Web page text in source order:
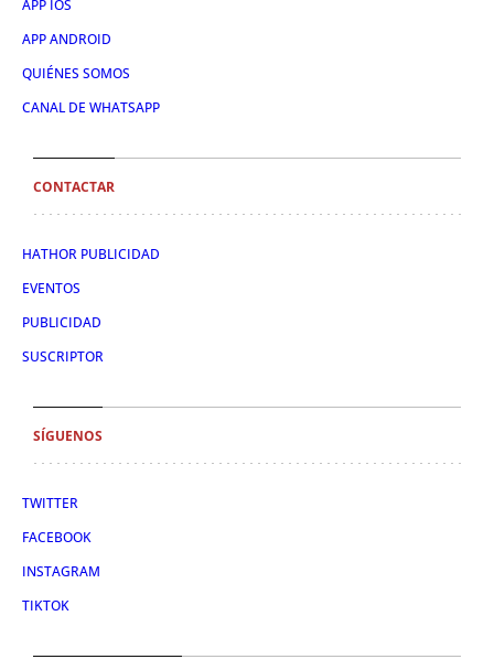
APP IOS
APP ANDROID
QUIÉNES SOMOS
CANAL DE WHATSAPP
CONTACTAR
HATHOR PUBLICIDAD
EVENTOS
PUBLICIDAD
SUSCRIPTOR
SÍGUENOS
TWITTER
FACEBOOK
INSTAGRAM
TIKTOK